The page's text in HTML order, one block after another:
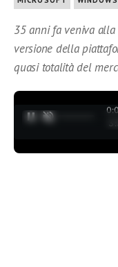
35 anni fa veniva alla
versione della
quasi totalità del